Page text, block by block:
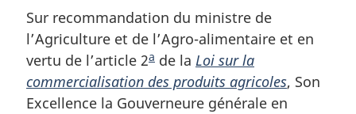
Sur recommandation du ministre de
l’Agriculture et de l’Agro-alimentaire et en
vertu de l’article 2N
o
t
a de la Loi sur la
commercialisation des produits agricoles, Son
Excellence la Gouverneure générale en